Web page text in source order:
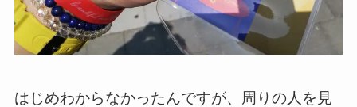
はじめわからなかったんですが、周りの人を見